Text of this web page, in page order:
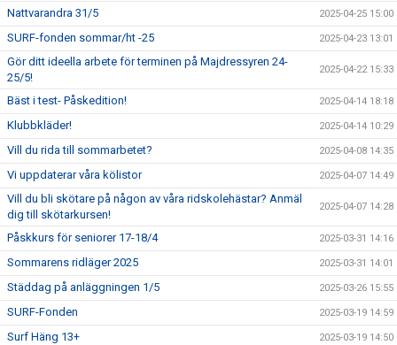
Nattvarandra 31/5 2025-04-25 15:00
SURF-fonden sommar/ht -25 2025-04-23 13:01
Gör ditt ideella arbete för terminen på Majdressyren 24-
25/5!
2025-04-22 15:33
Bäst i test- Påskedition! 2025-04-14 18:18
Klubbkläder! 2025-04-14 10:29
Vill du rida till sommarbetet? 2025-04-08 14:35
Vi uppdaterar våra kölistor 2025-04-07 14:49
Vill du bli skötare på någon av våra ridskolehästar? Anmäl
dig till skötarkursen!
2025-04-07 14:28
Påskkurs för seniorer 17-18/4 2025-03-31 14:16
Sommarens ridläger 2025 2025-03-31 14:01
Städdag på anläggningen 1/5 2025-03-26 15:55
SURF-Fonden 2025-03-19 14:59
Surf Häng 13+ 2025-03-19 14:50